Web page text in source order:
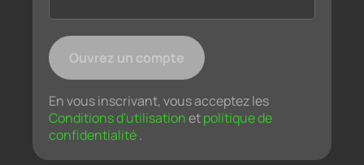
Ouvrez un compte
En vous inscrivant, vous acceptez les
Conditions d'utilisationetpolitique de
confidentialité.